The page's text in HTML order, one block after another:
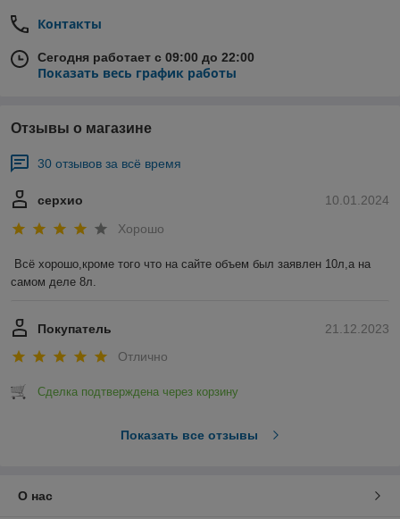
Контакты
Сегодня работает с 09:00 до 22:00
Показать весь график работы
Отзывы о магазине
30 отзывов за всё время
10.01.2024
серхио
Хорошо
Всё хорошо,кроме того что на сайте объем был заявлен 10л,а на
самом деле 8л.
21.12.2023
Покупатель
Отлично
Сделка подтверждена через корзину
Показать все отзывы
О нас